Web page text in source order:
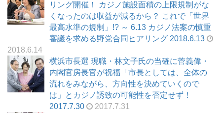
リング開催！ カジノ施設面積の上限規制がな
くなったのは収益が減るから？ これで「世界
最高水準の規制」!? ～ 6.13 カジノ法案の慎重
審議を求める野党合同ヒアリング 2018.6.13
2018.6.14
横浜市長選 現職・林文子氏の当確に菅義偉・
内閣官房長官が祝福「市長としては、全体の
流れをみながら、方向性を決めていくので
は」とカジノ誘致の可能性を否定せず！
2017.7.30
2017.7.31